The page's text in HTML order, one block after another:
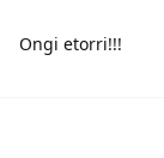
Ongi etorri!!!